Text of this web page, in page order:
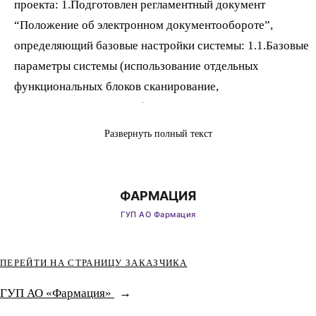
проекта: 1.Подготовлен регламентный документ
“Положение об электронном документообороте”,
определяющий базовые настройки системы: 1.1.Базовые
параметры системы (использование отдельных
функциональных блоков сканирование,
штрихкодирование и т.п.); 1.2.Структура предприятия;
1.3.Структура папок внутренних документов и файлов;
1.5.Определена нумерация, виды входящих, исходящих и
внутренних документов; 1.6.Определены права доступа
исполнители, порядок прохождения, условия
прохождения и т.п.; 3.Настроена нормативносправочная
Развернуть полный текст
ПЕРЕЙТИ НА СТРАНИЦУ ЗАКАЗЧИКА
ГУП АО «Фармация»